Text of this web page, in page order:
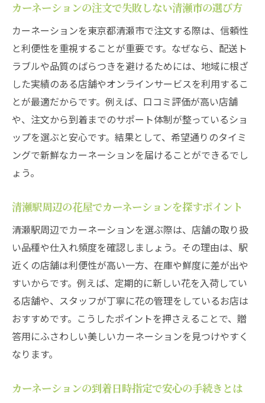
カーネーションの鮮度を守るための店選び
のコツ
駐車場完備の店舗でカーネーション購入が
便利に
記念日に最適なカーネーション到着ガイド
記念日にカーネーションを確実に届けるた
めの準備法
カーネーション到着日の調整と予約のポイ
介
サプライズに最適なカーネーションの選び
方を解説
特別な日のカーネーション配送で重視すべ
き点
花屋選びで記念日のカーネーションを失敗
しないコツ
清瀬市で花の鮮度を保つ注文術とは
カーネーションの注文で失敗しない清瀬市の選び方
カーネーションを東京都清瀬市で注文する際は、信頼性
と利便性を重視することが重要です。なぜなら、配送ト
ラブルや品質のばらつきを避けるためには、地域に根ざ
した実績のある店舗やオンラインサービスを利用するこ
とが最適だからです。例えば、口コミ評価が高い店舗
や、注文から到着までのサポート体制が整っているショ
ップを選ぶと安心です。結果として、希望通りのタイミ
ングで新鮮なカーネーションを届けることができるでし
ょう。
清瀬駅周辺の花屋でカーネーションを探すポイント
清瀬駅周辺でカーネーションを選ぶ際は、店舗の取り扱
い品種や仕入れ頻度を確認しましょう。その理由は、駅
近くの店舗は利便性が高い一方、在庫や鮮度に差が出や
すいからです。例えば、定期的に新しい花を入荷してい
る店舗や、スタッフが丁寧に花の管理をしているお店は
おすすめです。こうしたポイントを押さえることで、贈
答用にふさわしい美しいカーネーションを見つけやすく
なります。
カーネーションの到着日時指定で安心の手続きとは